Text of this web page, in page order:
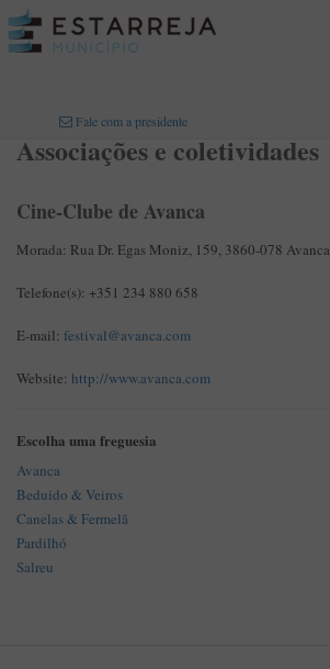
Fale com a presidente
Associações e coletividades
Cine-Clube de Avanca
Morada: Rua Dr. Egas Moniz, 159, 3860-078 Avanca
Telefone(s): +351 234 880 658
E-mail: festival@avanca.com
Website: http://www.avanca.com
Escolha uma freguesia
Avanca
Beduido & Veiros
Canelas & Fermelã
Pardilhó
Salreu